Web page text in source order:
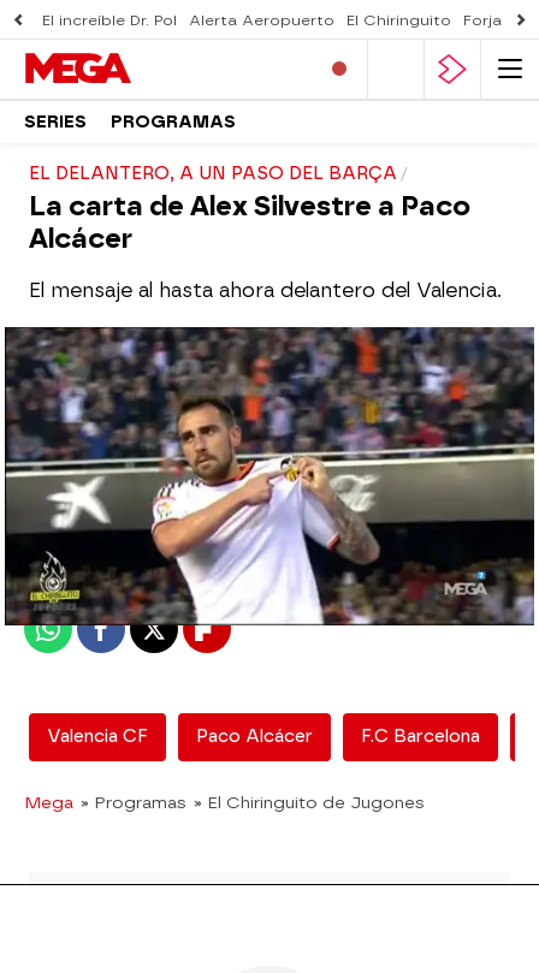
El increíble Dr. Pol Alerta Aeropuerto El Chiringuito Forjado
SERIES PROGRAMAS
EL DELANTERO, A UN PASO DEL BARÇA
La carta de Alex Silvestre a Paco
Alcácer
El mensaje al hasta ahora delantero del Valencia.
mega
Madrid
Publicado: 12 de febrero de 2018, 12:53
WhatsappFacebook
X Flipboard
Valencia CF Paco Alcácer F.C Barcelona
Mega » Programas » El Chiringuito de Jugones